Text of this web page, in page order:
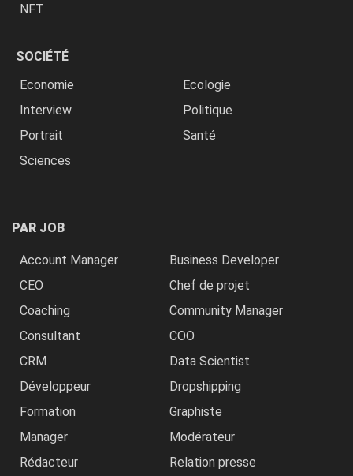
NFT
SOCIÉTÉ
Economie
Ecologie
Interview
Politique
Portrait
Santé
Sciences
PAR JOB
Account Manager
Business Developer
CEO
Chef de projet
Coaching
Community Manager
Consultant
COO
CRM
Data Scientist
Développeur
Dropshipping
Formation
Graphiste
Manager
Modérateur
Rédacteur
Relation presse